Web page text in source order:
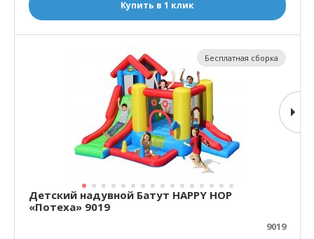
Купить в 1 клик
Детский надувной Батут HAPPY HOP
«Потеха» 9019
9019
Бесплатная сборка